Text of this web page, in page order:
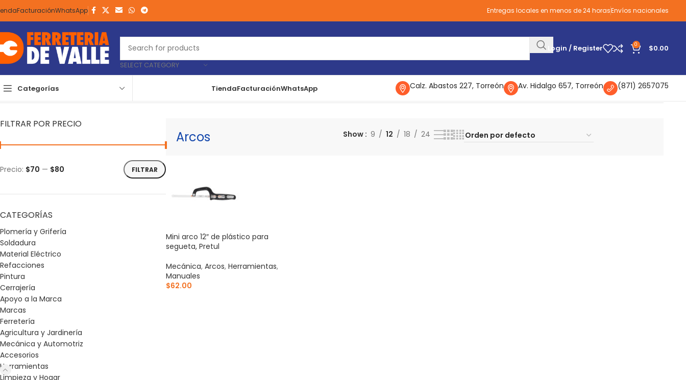
FacturaciónWhatsApp Entregas locales en menos de 24 horasEnvíos nacionales
SELECT CATEGORY
Login / Register 0 $0.00
Categorías TiendaFacturaciónWhatsApp Calz. Abastos 227, Torreón Av. Hidalgo 657, Torreón
(871) 2657075
FILTRAR POR PRECIO
FILTRAR
Precio: $70 — $80
CATEGORÍAS
Plomería y Grifería
Soldadura
Material Eléctrico
Refacciones
Pintura
Cerrajería
Apoyo a la Marca
Marcas
Ferretería
Agricultura y Jardinería
Mecánica y Automotriz
Accesorios
Herramientas
Limpieza y Hogar
Arcos Show 9 12 18 24
Mini arco 12″ de plástico para
segueta, Pretul
Mecánica, Arcos, Herramientas,
Manuales
$62.00